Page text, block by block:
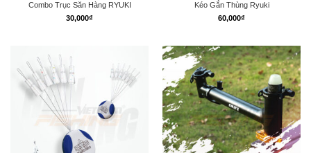
Combo Trục Săn Hàng RYUKI
30,000₫
Kéo Gắn Thùng Ryuki
60,000₫